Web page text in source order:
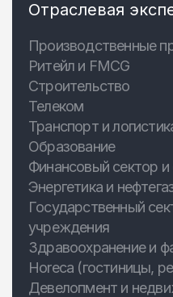
Отраслевая
Производственные
Ритейл и FMCG
Строительство
Телеком
Транспорт и
Образование
Финансовый сектор и
Энергетика и
Государственный
учреждения
Здравоохранение и
Horeca (гостиницы,
Девелопмент и